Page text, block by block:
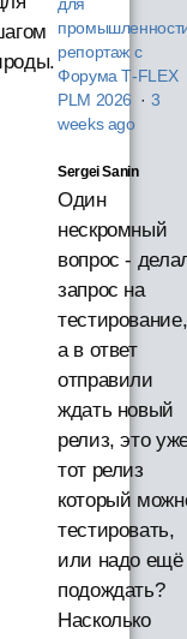
для
репортаж с
Форума T‑FLEX
PLM 2026 · 3
weeks ago
Sergei Sanin
Один
нескромный
вопрос -
запрос на
тестирование,
а в ответ
отправили
ждать новый
релиз, это
тот релиз
который
тестировать,
или надо ещё
подождать?
Насколько